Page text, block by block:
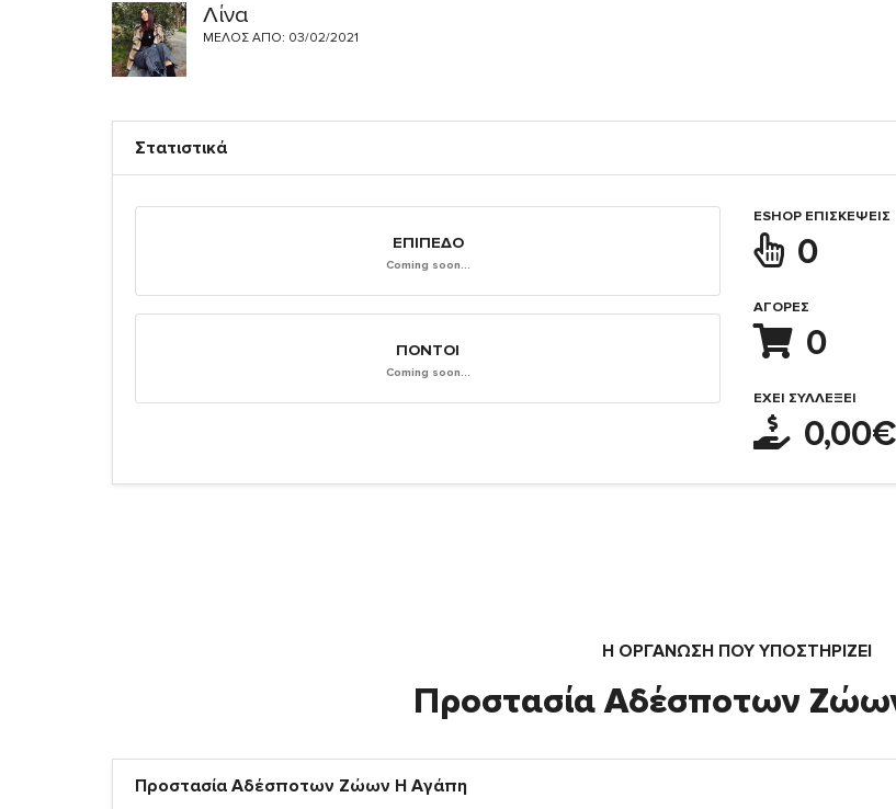
Λίνα
ΜΈΛΟΣ ΑΠΌ: 03/02/2021
Στατιστικά
ΕΠΊΠΕΔΟ
Coming soon...
ΠΌΝΤΟΙ
Coming soon...
ESHOP ΕΠΙΣΚΈΨΕΙΣ
0
ΑΓΟΡΈΣ
0
ΈΧΕΙ ΣΥΛΛΈΞΕΙ
0,00€
Η ΟΡΓΆΝΩΣΗ ΠΟΥ ΥΠΟΣΤΗΡΙΖΕΙ
Προστασία Αδέσποτων
Προστασία Αδέσποτων Ζώων Η Αγάπη